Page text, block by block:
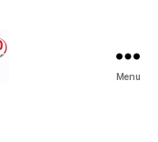
Menu